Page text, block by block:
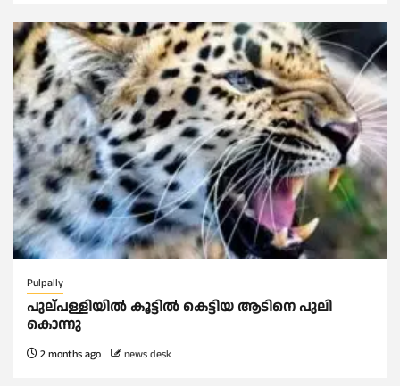
Pulpally
പുല്പള്ളിയിൽ കൂട്ടില്‍ കെട്ടിയ ആടിനെ പുലി
കൊന്നു
2 months ago news desk